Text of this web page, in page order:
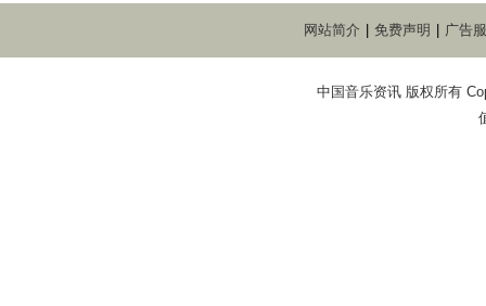
网站简介 免费声明 广告
中国音乐资讯 版权所有